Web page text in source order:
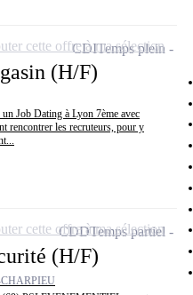
(H/F)
Job Dating à Lyon 7ème avec
rencontrer les recruteurs, pour y
CDITemps plein
cette offre à ma sélection
(H/F)
CDDTemps partiel
cette offre à ma sélection